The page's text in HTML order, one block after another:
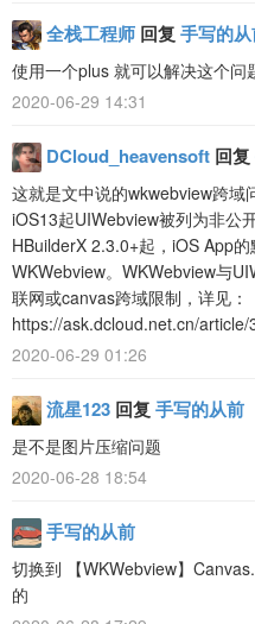
全栈工程师 回复 手写的
使用一个plus 就可以解决这个问
2020-06-29 14:31
DCloud_heavensoft 回复
这就是文中说的wkwebview跨域
iOS13起UIWebview被列为非公
HBuilderX 2.3.0+起，iOS App
WKWebview。WKWebview与
联网或canvas跨域限制，详见：
https://ask.dcloud.net.cn/article/
2020-06-29 01:26
流星123 回复 手写的从前
是不是图片压缩问题
2020-06-28 18:54
手写的从前
切换到 【WKWebview】
的